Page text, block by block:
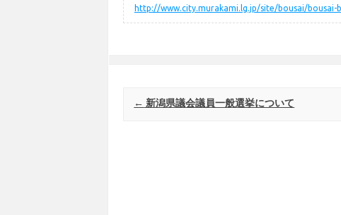
http://www.city.murakami.lg.jp/site/bousai/bousai-
Post navigation
← 新潟県議会議員一般選挙について